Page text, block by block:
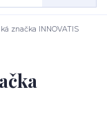
značka INNOVATIS